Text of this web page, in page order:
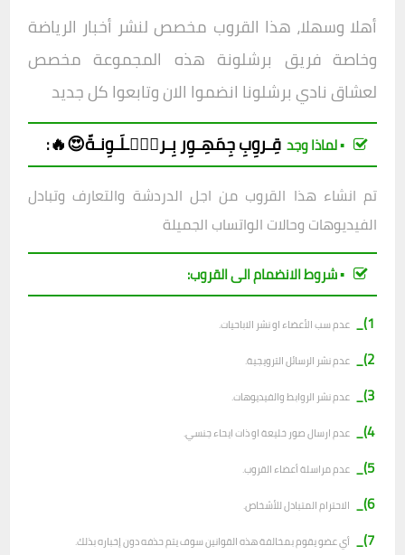
أهلا وسهلا، هذا القروب مخصص لنشر أخبار الرياضة
وخاصة فريق برشلونة هذه المجموعة مخصص
لعشاق نادي برشلونا انضموا الان وتابعوا كل جديد
▪︎ لماذا وجد قِـروِبِجِمَهِـوِر بِـرشۣۗـلَـوِنـةّ😍🔥:
تم انشاء هذا القروب من اجل الدردشة والتعارف وتبادل
الفيديوهات وحالات الواتساب الجميلة
▪︎ شروط الانضمام الى القروب:
1)_
عدم سب الأعضاء او نشر الاباحيات.
2)_ عدم نشر الرسائل الترويجية.
3)_ عدم نشر الروابط والفيديوهات.
4)_ عدم ارسال صور خليعة او ذات ايحاء جنسي.
5)_ عدم مراسلة أعضاء القروب.
6)_ الاحترام المتبادل للأشخاص.
7)_ أي عضو يقوم بمخالفة هذه القوانين سوف يتم حذفه دون إخباره بذلك.